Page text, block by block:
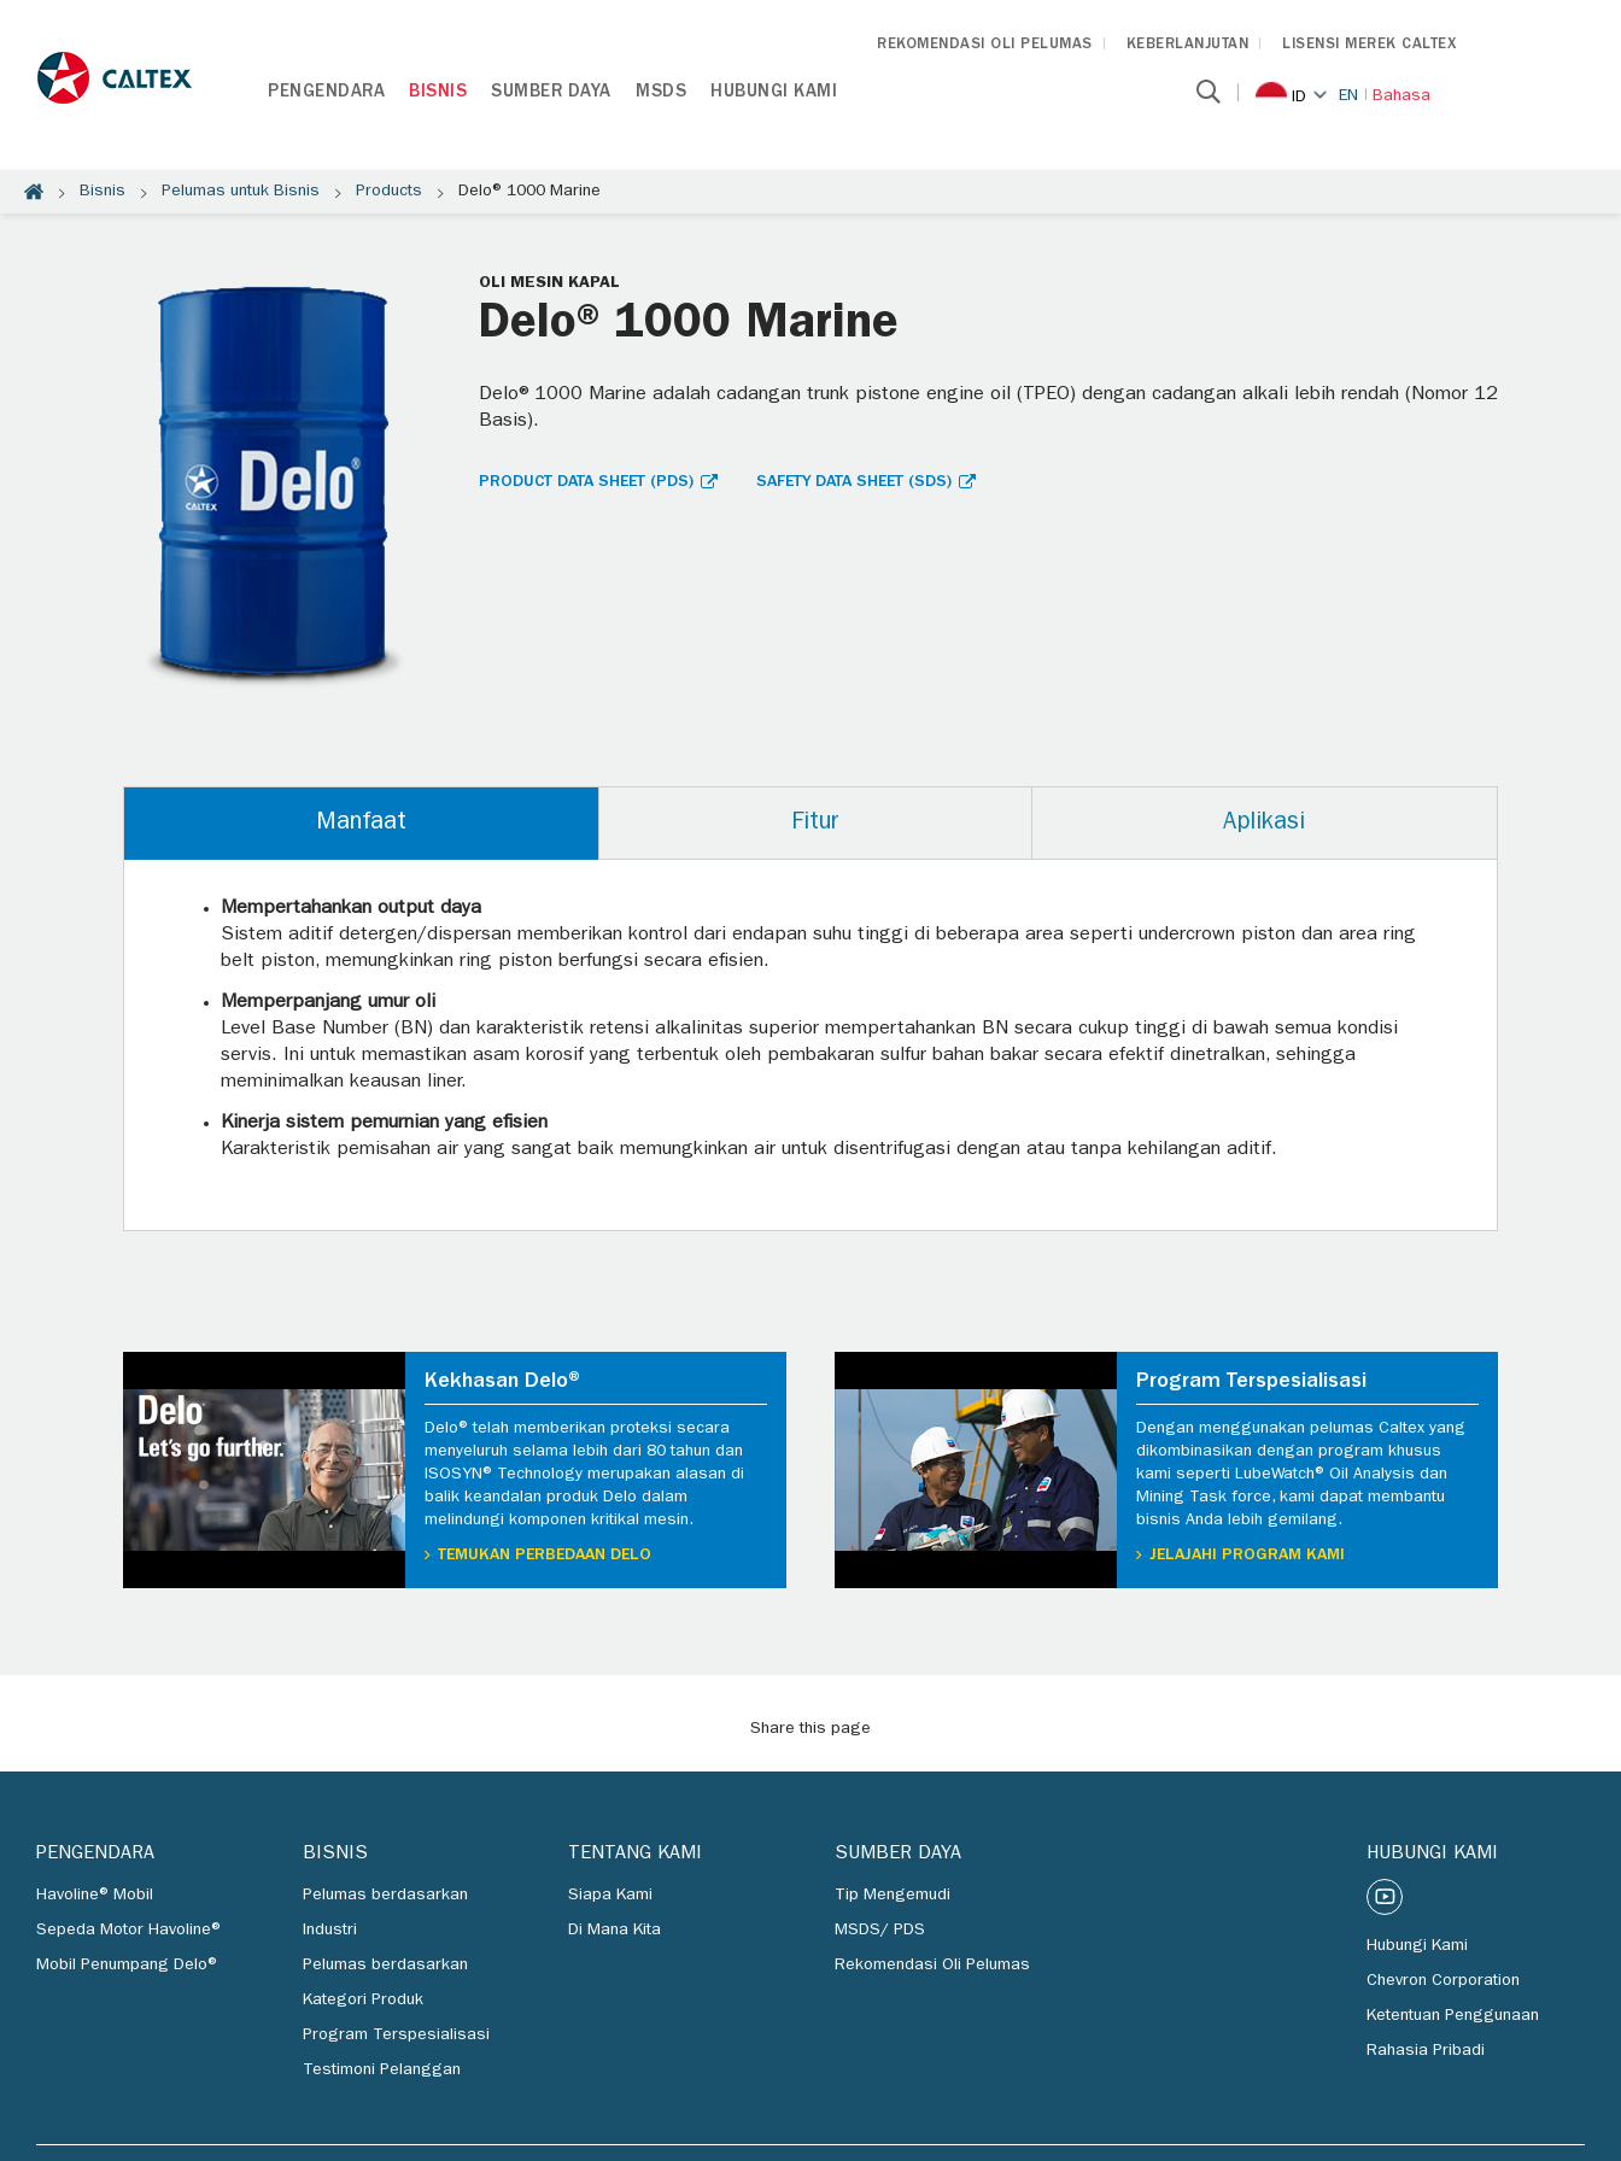
REKOMENDASI OLI PELUMAS KEBERLANJUTAN LISENSI MEREK CALTEX
PENGENDARA BISNIS SUMBER DAYA MSDS HUBUNGI KAMI ID EN Bahasa
Bisnis Pelumas untuk Bisnis Products Delo® 1000 Marine
OLI MESIN KAPAL
Delo® 1000 Marine
Delo®1000 Marine adalah cadangan trunk pistone engine oil (TPEO) dengan cadangan alkali lebih rendah (Nomor 12
Basis).
PRODUCT DATA SHEET (PDS) SAFETY DATA SHEET (SDS)
Manfaat Fitur Aplikasi
Mempertahankan output daya
Sistem aditif detergen/dispersan memberikan kontrol dari endapan suhu tinggi di beberapa area seperti undercrown piston dan area ring
belt piston, memungkinkan ring piston berfungsi secara efisien.
Memperpanjang umur oli
Level Base Number (BN) dan karakteristik retensi alkalinitas superior mempertahankan BN secara cukup tinggi di bawah semua kondisi
servis. Ini untuk memastikan asam korosif yang terbentuk oleh pembakaran sulfur bahan bakar secara efektif dinetralkan, sehingga
meminimalkan keausan liner.
Kinerja sistem pemurnian yang efisien
Karakteristik pemisahan air yang sangat baik memungkinkan air untuk disentrifugasi dengan atau tanpa kehilangan aditif.
Kekhasan Delo®
Delo® telah memberikan proteksi secara
menyeluruh selama lebih dari 80 tahun dan
ISOSYN® Technology merupakan alasan di
balik keandalan produk Delo dalam
melindungi komponen kritikal mesin.
TEMUKAN PERBEDAAN DELO
Program Terspesialisasi
Dengan menggunakan pelumas Caltex yang
dikombinasikan dengan program khusus
kami seperti LubeWatch® Oil Analysis dan
Mining Task force, kami dapat membantu
bisnis Anda lebih gemilang.
JELAJAHI PROGRAM KAMI
Share this page
PENGENDARA
Havoline® Mobil
Sepeda Motor Havoline®
Mobil Penumpang Delo®
BISNIS
Pelumas berdasarkan
Industri
Pelumas berdasarkan
Kategori Produk
Program Terspesialisasi
Testimoni Pelanggan
TENTANG KAMI
Siapa Kami
Di Mana Kita
SUMBER DAYA
Tip Mengemudi
MSDS/ PDS
Rekomendasi Oli Pelumas
HUBUNGI KAMI
Hubungi Kami
Chevron Corporation
Ketentuan Penggunaan
Rahasia Pribadi